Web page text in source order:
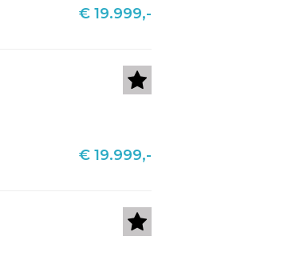
€ 19.999,-
€ 19.999,-